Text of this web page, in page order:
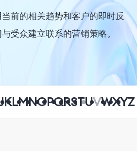
前的相关趋势和客户的即时反
受众建立联系的营销策略。
KLMNOPQRSTUVWXYZ